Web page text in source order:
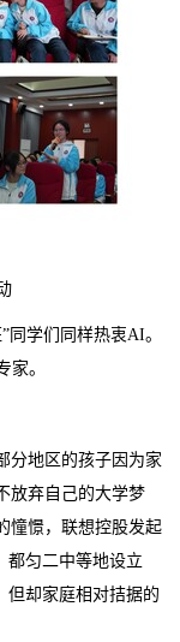
同学们同样热衷AI。
家。
分地区的孩子因为家
放弃自己的大学梦
憧憬，联想控股发起
都匀二中等地设立
但却家庭相对拮据的